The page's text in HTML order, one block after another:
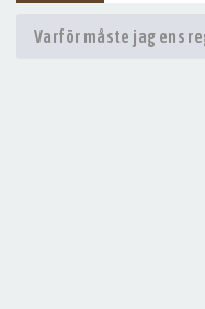
Varför måste jag ens